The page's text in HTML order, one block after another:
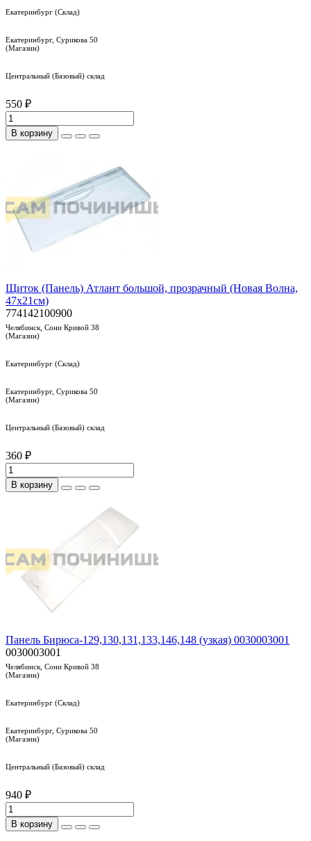
Екатеринбург (Склад)
Екатеринбург, Сурикова 50
(Магазин)
Центральный (Базовый) склад
550 ₽
В корзину
Щиток (Панель) Атлант большой, прозрачный (Новая Волна,
47х21см)
774142100900
Челябинск, Сони Кривой 38
(Магазин)
Екатеринбург (Склад)
Екатеринбург, Сурикова 50
(Магазин)
Центральный (Базовый) склад
360 ₽
В корзину
Панель Бирюса-129,130,131,133,146,148 (узкая) 0030003001
0030003001
Челябинск, Сони Кривой 38
(Магазин)
Екатеринбург (Склад)
Екатеринбург, Сурикова 50
(Магазин)
Центральный (Базовый) склад
940 ₽
В корзину